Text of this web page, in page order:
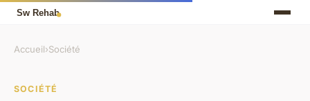
Accueil›Société
SOCIÉTÉ